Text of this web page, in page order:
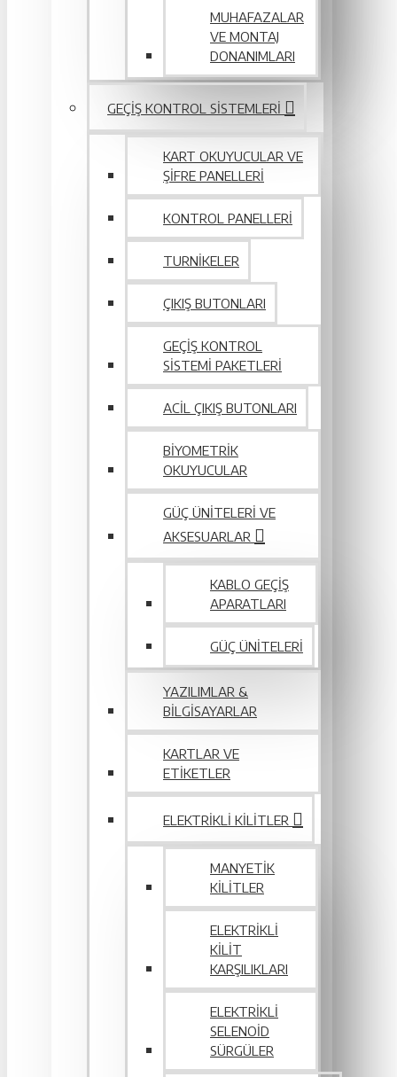
MUHAFAZALAR
VE MONTAJ
DONANIMLARI
GEÇIŞ KONTROL SISTEMLERI
KART OKUYUCULAR VE
ŞIFRE PANELLERI
KONTROL PANELLERI
TURNIKELER
ÇIKIŞ BUTONLARI
GEÇIŞ KONTROL
SISTEMI PAKETLERI
ACIL ÇIKIŞ BUTONLARI
BIYOMETRIK
OKUYUCULAR
GÜÇ ÜNITELERI VE
AKSESUARLAR
KABLO GEÇIŞ
APARATLARI
GÜÇ ÜNITELERI
YAZILIMLAR &
BILGISAYARLAR
KARTLAR VE
ETIKETLER
ELEKTRIKLI KILITLER
MANYETIK
KILITLER
ELEKTRIKLI
KILIT
KARŞILIKLARI
ELEKTRIKLI
SELENOID
SÜRGÜLER